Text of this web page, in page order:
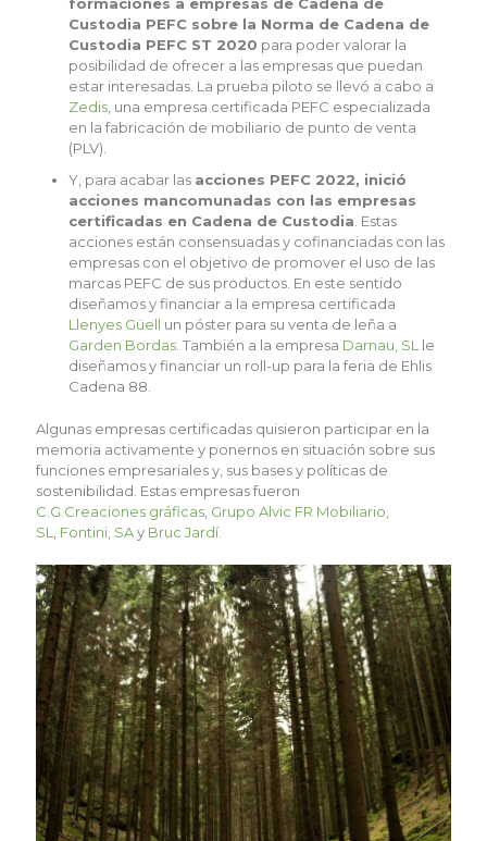
Custodia PEFC sobre la Norma de Cadena de
Custodia PEFC ST 2020 para poder valorar la
posibilidad de ofrecer a las empresas que puedan
estar interesadas. La prueba piloto se llevó a cabo a
Zedis , una empresa certificada PEFC especializada
en la fabricación de mobiliario de punto de venta
(PLV).
Y, para acabar las acciones PEFC 2022, inició
acciones mancomunadas con las empresas
certificadas en Cadena de Custodia . Estas
acciones están consensuadas y cofinanciadas con las
empresas con el objetivo de promover el uso de las
marcas PEFC de sus productos. En este sentido
diseñamos y financiar a la empresa certificada
Llenyes Güell un póster para su venta de leña a
Garden Bordas . También a la empresa Darnau, SL le
diseñamos y financiar un roll-up para la feria de Ehlis
Cadena 88.
Algunas empresas certificadas quisieron participar en la
memoria activamente y ponernos en situación sobre sus
funciones empresariales y, sus bases y políticas de
sostenibilidad. Estas empresas fueron
C.G.Creaciones gráficas Grupo Alvic FR Mobiliario,
SL
Fontini, SAy Bruc Jardí.